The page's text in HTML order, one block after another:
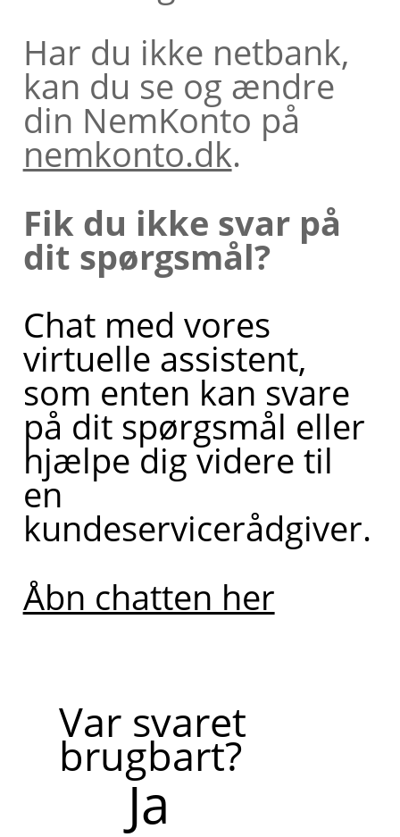
Har du ikke netbank,
kan du se og ændre
din NemKonto på
nemkonto.dk.
Fik du ikke svar på
dit spørgsmål?
Chat med vores
virtuelle assistent,
som enten kan svare
på dit spørgsmål eller
hjælpe dig videre til
en
kundeservicerådgiver.
Åbn chatten her
Var svaret
brugbart?
Ja